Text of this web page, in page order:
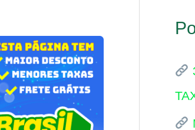
q
i
s
a